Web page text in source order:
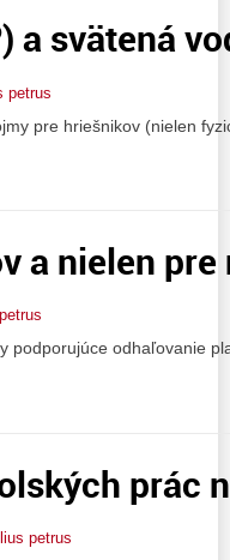
a svätená
petrus
pre hriešnikov (nielen
a nielen pre
podporujúce odhaľovanie
prác
petrus